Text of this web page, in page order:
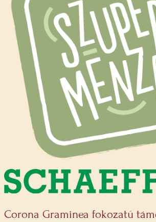
Corona Graminea fokozatú